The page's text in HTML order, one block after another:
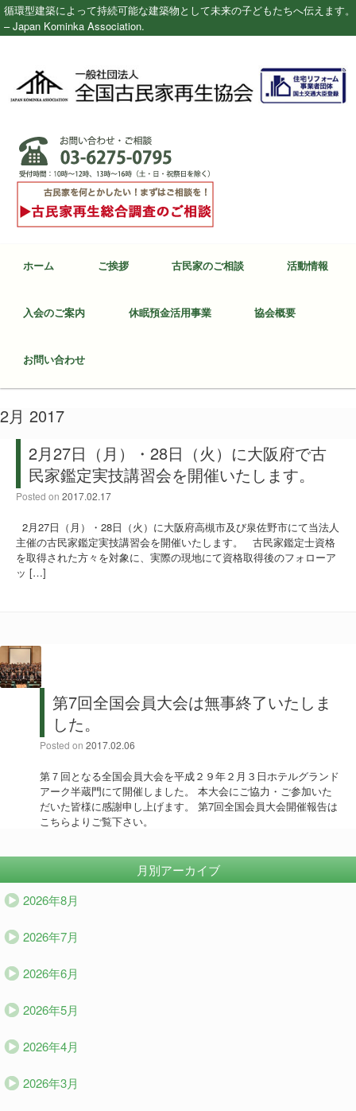
循環型建築によって持続可能な建築物として未来の子どもたちへ伝えます。
– Japan Kominka Association.
ホーム ご挨拶 古民家のご相談 活動情報
入会のご案内 休眠預金活用事業 協会概要
お問い合わせ
2月 2017
2月27日（月）・28日（火）に大阪府で古
民家鑑定実技講習会を開催いたします。
Posted on 2017.02.17
2月27日（月）・28日（火）に大阪府高槻市及び泉佐野市にて当法人
主催の古民家鑑定実技講習会を開催いたします。 古民家鑑定士資格
を取得された方々を対象に、実際の現地にて資格取得後のフォローア
ッ […]
第7回全国会員大会は無事終了いたしま
した。
Posted on 2017.02.06
第７回となる全国会員大会を平成２９年２月３日ホテルグランド
アーク半蔵門にて開催しました。 本大会にご協力・ご参加いた
だいた皆様に感謝申し上げます。 第7回全国会員大会開催報告は
こちらよりご覧下さい。
月別アーカイブ
2026年8月
2026年7月
2026年6月
2026年5月
2026年4月
2026年3月